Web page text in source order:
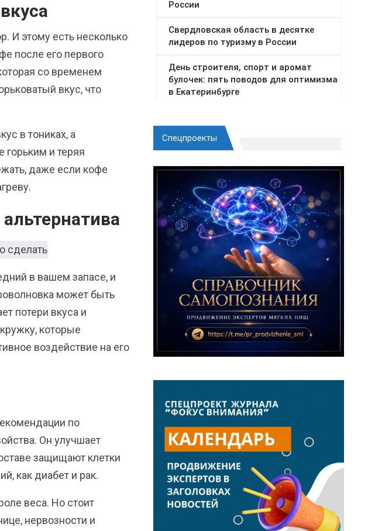
И этому есть несколько
после его первого
со временем
вкус, что
в тониках, а
горьким и теряя
даже если кофе
в вашем запасе, и
может быть
потери вкуса и
которые
воздействие на его
по
Он улучшает
защищают клетки
как диабет и рак.
веса. Но стоит
нервозности и
Спецпроекты